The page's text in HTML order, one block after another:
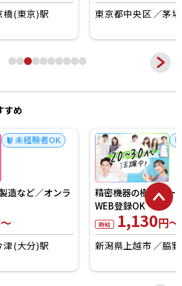
(東京)駅 東京都中央区 茅場
すめ
未経験者OK
造など／オンラ
津(大分)駅
精密機器の樹脂パー
WEB登録OK
時給 1,130円～
新潟県上越市 脇